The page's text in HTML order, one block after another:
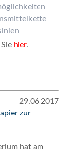
hier.
29.06.2017
zur
hat am